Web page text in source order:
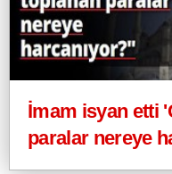
İmam isyan etti
paralar nereye